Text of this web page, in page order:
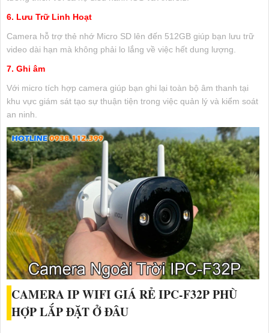
6. Lưu Trữ Linh Hoạt
Camera hỗ trợ thẻ nhớ Micro SD lên đến 512GB giúp bạn lưu trữ
video dài hạn mà không phải lo lắng về việc hết dung lượng.
7. Ghi âm
Với micro tích hợp camera giúp bạn ghi lại toàn bộ âm thanh tại
khu vực giám sát tạo sự thuận tiện trong việc quản lý và kiểm soát
an ninh.
CAMERA IP WIFI GIÁ RẺ IPC-F32P PHÙ
HỢP LẮP ĐẶT Ở ĐÂU